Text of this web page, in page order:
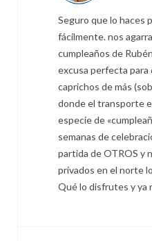
Seguro que lo haces
fácilmente. nos
cumpleaños de
excusa perfecta
caprichos de más
donde el transporte
especie de
semanas de
partida de OTROS y
privados en el norte
Qué lo disfrutes y ya